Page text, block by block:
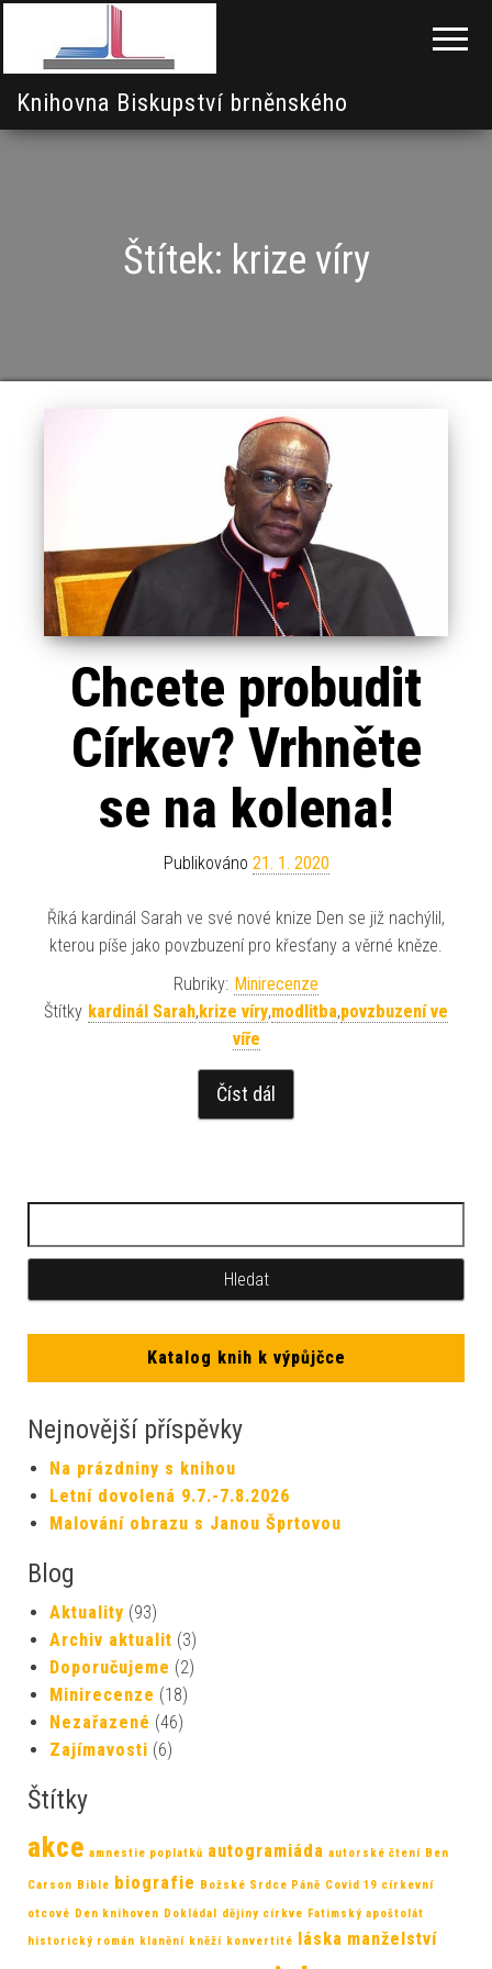
Knihovna Biskupství brněnského
Štítek: krize víry
Chcete probudit
Církev? Vrhněte
se na kolena!
Publikováno 21. 1. 2020
Říká kardinál Sarah ve své nové knize Den se již nachýlil,
kterou píše jako povzbuzení pro křesťany a věrné kněze.
Rubriky: Minirecenze
Štítky kardinál Sarah,krize víry,modlitba,povzbuzení ve
víře
Číst dál
Katalog knih k výpůjčce
Nejnovější příspěvky
Na prázdniny s knihou
Letní dovolená 9.7.-7.8.2026
Malování obrazu s Janou Šprtovou
Blog
Aktuality (93)
Archiv aktualit (3)
Doporučujeme (2)
Minirecenze (18)
Nezařazené (46)
Zajímavosti (6)
Štítky
akce amnestie poplatků autogramiáda autorské čtení Ben
Carson Bible biografie Božské Srdce Páně Covid 19 církevní
otcové Den knihoven Dokládal dějiny církve Fatimský apoštolát
historický román klanění kněží konvertité láska manželství